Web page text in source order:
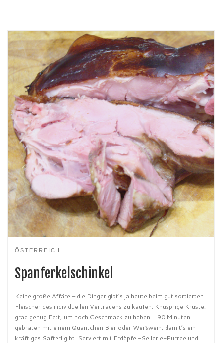
ÖSTERREICH
Spanferkelschinkel
Keine große Affäre – die Dinger gibt’s ja heute beim gut sortierten
Fleischer des individuellen Vertrauens zu kaufen. Knusprige Kruste,
grad genug Fett, um noch Geschmack zu haben… 90 Minuten
gebraten mit einem Quäntchen Bier oder Weißwein, damit’s ein
kräftiges Safterl gibt. Serviert mit Erdäpfel-Sellerie-Pürree und